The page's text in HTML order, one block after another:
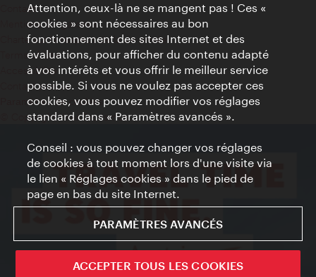
Contact
Mentions obligatoires
Charte sur le respect de la vie privée
Terms of Use
Accessibilité
Contact presse
Paramètres de cookies
© Copyright WienTourismus
Attention, ceux-là ne se mangent pas ! Ces «
cookies » sont nécessaires au bon
fonctionnement des sites Internet et des
évaluations, pour afficher du contenu adapté
à vos intérêts et vous offrir le meilleur service
possible. Si vous ne voulez pas accepter ces
cookies, vous pouvez modifier vos réglages
standard dans « Paramètres avancés ».
Conseil : vous pouvez changer vos réglages
de cookies à tout moment lors d'une visite via
le lien « Réglages cookies » dans le pied de
page en bas du site Internet.
PARAMÈTRES AVANCÉS
ACCEPTER TOUS LES COOKIES